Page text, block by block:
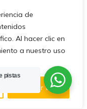
de
Al hacer clic en
a nuestro uso
Aceptar todo
pistas